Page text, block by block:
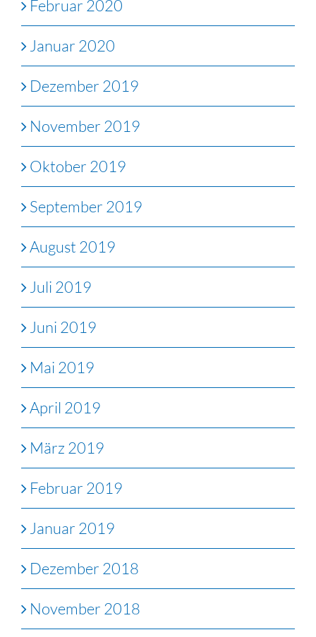
Februar 2020
Januar 2020
Dezember 2019
November 2019
Oktober 2019
September 2019
August 2019
Juli 2019
Juni 2019
Mai 2019
April 2019
März 2019
Februar 2019
Januar 2019
Dezember 2018
November 2018